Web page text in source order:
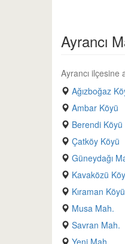
Ayrancı
Ayrancı ilçesine
Ağızboğaz
Ambar Köyü
Berendi Köyü
Çatköy Köyü
Güneydağı
Kavaközü
Kıraman Köyü
Musa Mah.
Savran Mah.
Yeni Mah.